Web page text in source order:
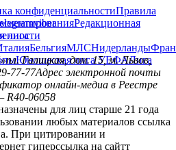
конфиденциальностиПравила
Редакционная
viber
лига
БельгияМЛСНидерланды
Юношеская лига УЕФАЛига
пл. Галицкая, дом. 15, м. Львов,
77-77Адрес электронной почты
онлайн-медиа в Реестре
R40-06058
для лиц старше 21 года
любых материалов ссылка
При цитировании и
гиперссылка на сайтт